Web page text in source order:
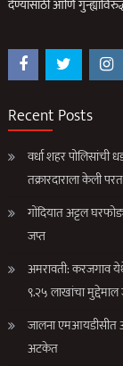
देण्यासाठी आणि
Recent Posts
वर्धा शहर पोलिसांची
तक्रारदाराला केली परत
गोंदियात अट्टल
जप्त
अमरावती: करजगाव
९.२५ लाखांचा
जालना एमआयडीसीत
अटकेत